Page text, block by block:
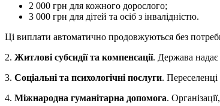
2 000 грн для кожного дорослого;
3 000 грн для дітей та осіб з інвалідністю.
Ці виплати автоматично продовжуються без
2. Житлові субсидії та компенсації. Держава надає
3. Соціальні та психологічні послуги.
4. Міжнародна гуманітарна допомога.